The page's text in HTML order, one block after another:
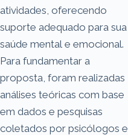
atividades, oferecendo
suporte adequado para sua
saúde mental e emocional.
Para fundamentar a
proposta, foram realizadas
análises teóricas com base
em dados e pesquisas
coletados por psicólogos e